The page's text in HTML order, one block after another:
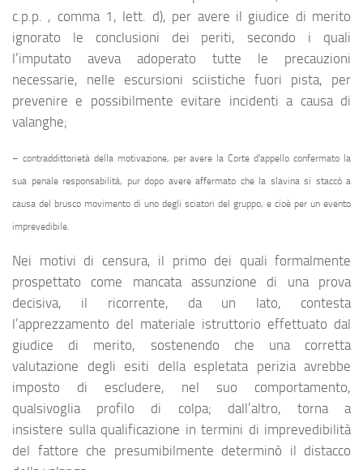
c.p.p. , comma 1, lett. d), per avere il giudice di merito
ignorato le conclusioni dei periti, secondo i quali
l’imputato aveva adoperato tutte le precauzioni
necessarie, nelle escursioni sciistiche fuori pista, per
prevenire e possibilmente evitare incidenti a causa di
valanghe;
– contraddittorietà della motivazione, per avere la Corte d’appello confermato la
sua penale responsabilità, pur dopo avere affermato che la slavina si staccò a
causa del brusco movimento di uno degli sciatori del gruppo, e cioè per un evento
imprevedibile.
Nei motivi di censura, il primo dei quali formalmente
prospettato come mancata assunzione di una prova
decisiva, il ricorrente, da un lato, contesta
l’apprezzamento del materiale istruttorio effettuato dal
giudice di merito, sostenendo che una corretta
valutazione degli esiti della espletata perizia avrebbe
imposto di escludere, nel suo comportamento,
qualsivoglia profilo di colpa; dall’altro, torna a
insistere sulla qualificazione in termini di imprevedibilità
del fattore che presumibilmente determinò il distacco